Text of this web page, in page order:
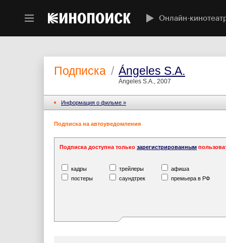
Онлайн-
Подписка / Ángeles S.A.
Ángeles S.A., 2007
Информация o фильме »
Подписка на автоуведомления
Подписка доступна только зарегистрированным
кадры трейлеры
афиша
постеры
саундтрек премьера в РФ